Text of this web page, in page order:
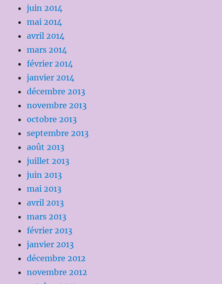
juin 2014
mai 2014
avril 2014
mars 2014
février 2014
janvier 2014
décembre 2013
novembre 2013
octobre 2013
septembre 2013
août 2013
juillet 2013
juin 2013
mai 2013
avril 2013
mars 2013
février 2013
janvier 2013
décembre 2012
novembre 2012